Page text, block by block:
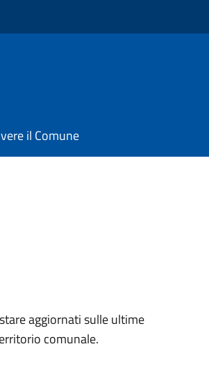
il Comune
aggiornati sulle ultime
comunale.